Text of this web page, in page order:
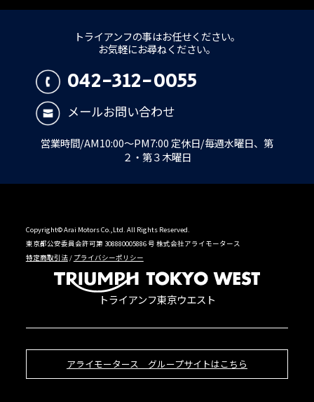
トライアンフの事はお任せください。
お気軽にお尋ねください。
042-312-0055
メールお問い合わせ
営業時間/AM10:00～PM7:00 定休日/毎週水曜日、第
２・第３木曜日
Copyright© Arai Motors Co.,Ltd. All Rights Reserved.
東京都公安委員会許可第 308880005886 号 株式会社アライモータース
特定商取引法/ プライバシーポリシー
トライアンフ東京ウエスト
アライモータース グループサイトはこちら